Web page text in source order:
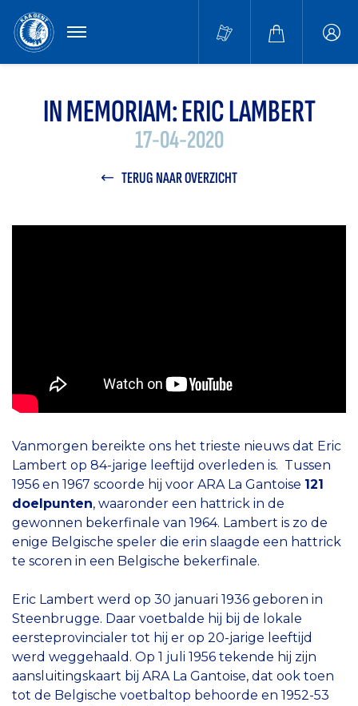
MENU
IN MEMORIAM: ERIC LAMBERT
17-04-2020
TERUG NAAR OVERZICHT
Vanmorgen bereikte ons het trieste nieuws dat Eric
Lambert op 84-jarige leeftijd overleden is. Tussen
1956 en 1967 scoorde hij voor ARA La Gantoise 121
doelpunten, waaronder een hattrick in de
gewonnen bekerfinale van 1964. Lambert is zo de
enige Belgische speler die erin slaagde een hattrick
te scoren in een Belgische bekerfinale.
Eric Lambert werd op 30 januari 1936 geboren in
Steenbrugge. Daar voetbalde hij bij de lokale
eersteprovincialer tot hij er op 20-jarige leeftijd
werd weggehaald. Op 1 juli 1956 tekende hij zijn
aansluitingskaart bij ARA La Gantoise, dat ook toen
tot de Belgische voetbaltop behoorde en 1952-53